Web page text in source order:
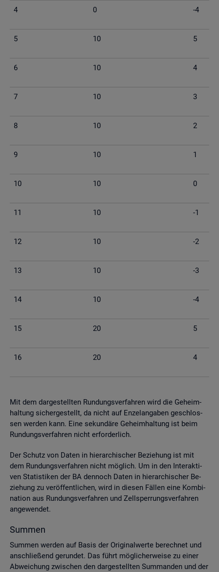
4 0 -4
5 10 5
6 10 4
7 10 3
8 10 2
9 10 1
10 10 0
11 10 -1
12 10 -2
13 10 -3
14 10 -4
15 20 5
16 20 4
Mit dem dar­ge­stell­ten Run­dungs­ver­fah­ren wird die Ge­heim­
hal­tung si­cher­ge­stellt, da nicht auf En­zel­an­ga­ben ge­schlos­
sen wer­den kann. Eine se­kun­dä­re Ge­heim­hal­tung ist beim
Run­dungs­ver­fah­ren nicht er­for­der­lich.
Der Schutz von Daten in hier­ar­chi­scher Be­zie­hung ist mit
dem Run­dungs­ver­fah­ren nicht mög­lich. Um in den In­ter­ak­ti­
ven Sta­tis­ti­ken der BA den­noch Daten in hier­ar­chi­scher Be­
zie­hung zu ver­öf­fent­li­chen, wird in die­sen Fäl­len eine Kom­bi­
na­ti­on aus Run­dungs­ver­fah­ren und Zell­sper­rungs­ver­fah­ren
an­ge­wen­det.
Sum­men
Sum­men wer­den auf Basis der Ori­gi­nal­wer­te be­rech­net und
an­schlie­ßend ge­run­det. Das führt mög­li­cher­wei­se zu einer
Ab­wei­chung zwi­schen den dar­ge­stell­ten Sum­man­den und der